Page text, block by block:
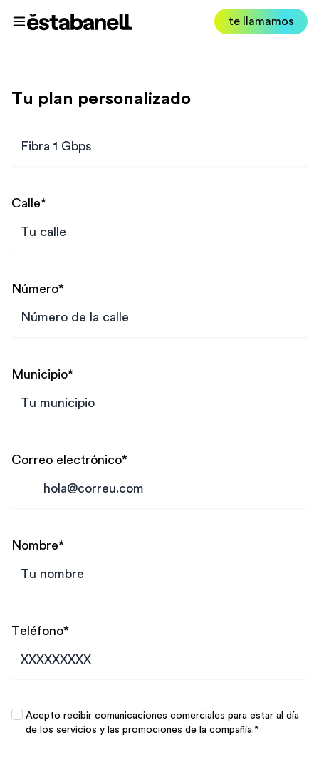
Abrir menú
Estabanell te llamamos
Tu plan personalizado
Calle*
Número*
Municipio*
Correo electrónico*
Nombre*
Teléfono*
Promociones*
Acepto recibir comunicaciones comerciales para estar al día
de los servicios y las promociones de la compañía.*